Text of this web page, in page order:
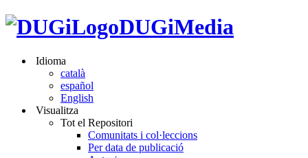
DUGiMedia
Idioma
català
español
English
Visualitza
Tot el Repositori
Comunitats i col·leccions
Per data de publicació